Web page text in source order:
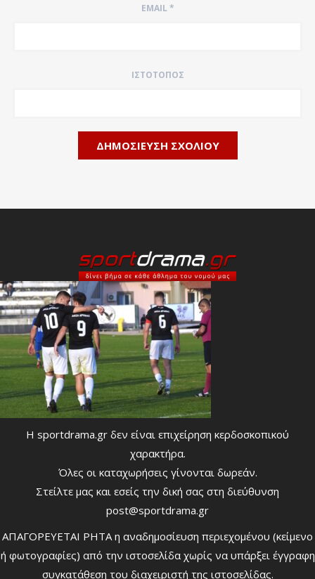
EMAIL*
ΙΣΤΌΤΟΠΟΣ
Η sportdrama.gr δεν είναι επιχείρηση κερδοσκοπικού
χαρακτήρα.
Όλες οι καταχωρήσεις γίνονται δωρεάν.
Στείλτε μας και εσείς την δική σας στη διεύθυνση
post@sportdrama.gr
ΑΠΑΓΟΡΕΥΕΤΑΙ ΡΗΤΑ η αναδημοσίευση περιεχομένου (κείμενο
ή φωτογραφίες) από την ιστοσελίδα χωρίς να υπάρξει έγγραφη
συγκατάθεση του διαχειριστή της ιστοσελίδας.